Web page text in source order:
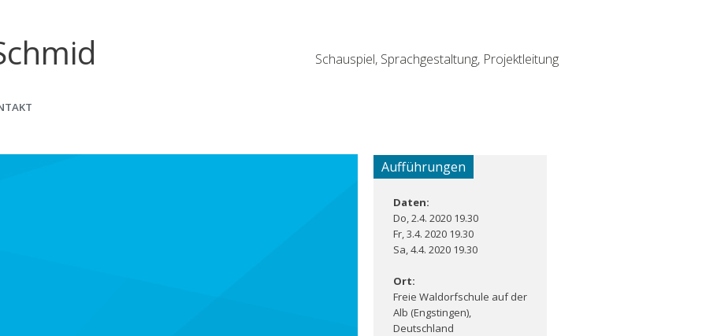
Schauspiel, Sprachgestaltung, Projektleitung
Aufführungen
Daten:
Do, 2.4. 2020 19.30
Fr, 3.4. 2020 19.30
Sa, 4.4. 2020 19.30
Ort:
Freie Waldorfschule auf der
Alb (Engstingen),
Deutschland